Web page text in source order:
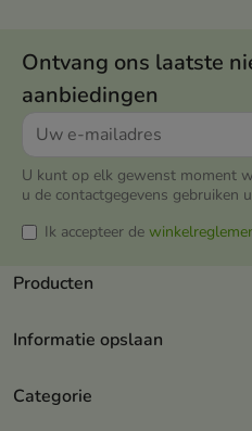
Ontvang ons laatste
aanbiedingen
U kunt op elk gewenst moment
u de contactgegevens gebruiken
Ik accepteer de
Producten
Informatie opslaan
Categorie